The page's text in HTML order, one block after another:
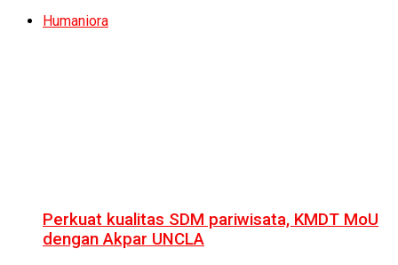
Humaniora
Perkuat kualitas SDM pariwisata, KMDT MoU
dengan Akpar UNCLA